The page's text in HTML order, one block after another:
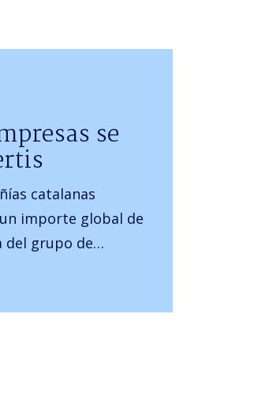
se
catalanas
importe global de
del grupo de…